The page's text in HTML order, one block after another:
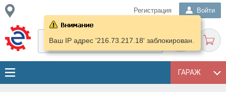
Регистрация Войти
ГАРАЖ
Ваш IP адрес '216.73.217.18' заблокирован.